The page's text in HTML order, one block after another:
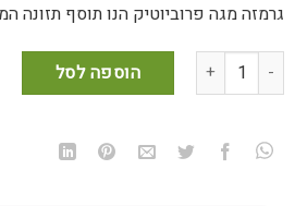
112.00 ₪.
99.00 ₪.
גרמזה מגה פרוביוטיק הנו תוסף תזונה
כמות של מגה פרוביוטיק 60 כמוסותהוספה לסל